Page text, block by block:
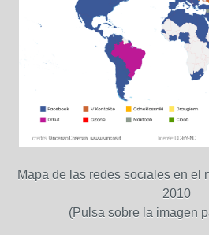
Mapa de las redes sociales en el
2010
(Pulsa sobre la imagen